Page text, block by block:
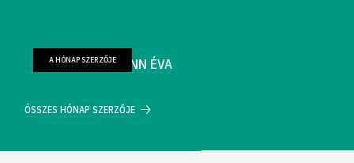
FARKAS WELLMANN ÉVA
A HÓNAP SZERZŐJE
ÖSSZES HÓNAP SZERZŐJE